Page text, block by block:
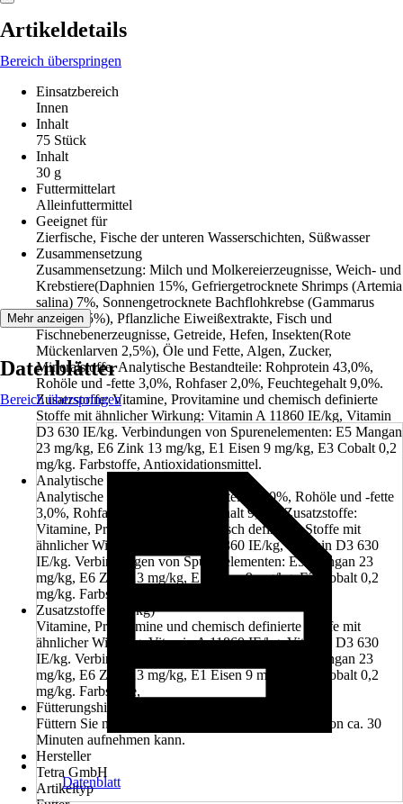
Artikeldetails
Bereich überspringen
Einsatzbereich
Innen
Inhalt
75 Stück
Inhalt
30 g
Futtermittelart
Alleinfuttermittel
Geeignet für
Zierfische, Fische der unteren Wasserschichten, Süßwasser
Zusammensetzung
Zusammensetzung: Milch und Molkereierzeugnisse, Weich- und
Krebstiere(Daphnien 15%, Gefriergetrocknete Shrimps (Artemia
salina) 7%, Sonnengetrocknete Bachflohkrebse (Gammarus
pulex) 4,5%), Pflanzliche Eiweißextrakte, Fisch und
Fischnebenerzeugnisse, Getreide, Hefen, Insekten(Rote
Mückenlarven 2,5%), Öle und Fette, Algen, Zucker,
Mineralstoffe. Analytische Bestandteile: Rohprotein 43,0%,
Rohöle und -fette 3,0%, Rohfaser 2,0%, Feuchtegehalt 9,0%.
Zusatzstoffe: Vitamine, Provitamine und chemisch definierte
Stoffe mit ähnlicher Wirkung: Vitamin A 11860 IE/kg, Vitamin
D3 630 IE/kg. Verbindungen von Spurenelementen: E5 Mangan
23 mg/kg, E6 Zink 13 mg/kg, E1 Eisen 9 mg/kg, E3 Cobalt 0,2
mg/kg. Farbstoffe, Antioxidationsmittel.
Analytische Bestandteile
Analytische Bestandteile: Rohprotein 43,0%, Rohöle und -fette
3,0%, Rohfaser 2,0%, Feuchtegehalt 9,0%. Zusatzstoffe:
Vitamine, Provitamine und chemisch definierte Stoffe mit
ähnlicher Wirkung: Vitamin A 11860 IE/kg, Vitamin D3 630
IE/kg. Verbindungen von Spurenelementen: E5 Mangan 23
mg/kg, E6 Zink 13 mg/kg, E1 Eisen 9 mg/kg, E3 Cobalt 0,2
mg/kg. Farbstoffe, Antioxidationsmittel.
Zusatzstoffe (pro kg)
Vitamine, Provitamine und chemisch definierte Stoffe mit
ähnlicher Wirkung: Vitamin A 11860 IE/kg, Vitamin D3 630
IE/kg. Verbindungen von Spurenelementen: E5 Mangan 23
mg/kg, E6 Zink 13 mg/kg, E1 Eisen 9 mg/kg, E3 Cobalt 0,2
mg/kg. Farbstoffe,
Fütterungshinweis
Füttern Sie nur die Menge, die ihr Fisch innerhalb von ca. 30
Minuten aufnehmen kann.
Hersteller
Tetra GmbH
Artikeltyp
Mehr anzeigen
Datenblätter
Bereich überspringen
Datenblatt